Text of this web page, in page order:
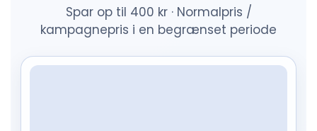
Spar op til 400 kr · Normalpris /
kampagnepris i en begrænset periode